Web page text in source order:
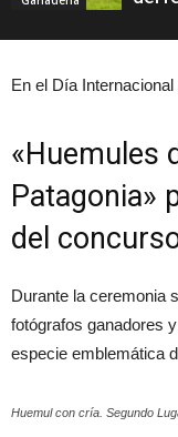
En el Día
«Huemules
Patagonia»
del
Durante la ceremonia
fotógrafos ganadores
especie emblemática
Huemul con cría. Segundo